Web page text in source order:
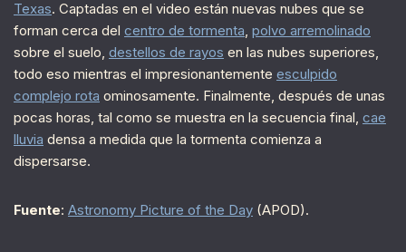
Texas. Captadas en el video están nuevas nubes que se
forman cerca del centro de tormenta, polvo arremolinado
sobre el suelo, destellos de rayos en las nubes superiores,
todo eso mientras el impresionantemente esculpido
complejo rota ominosamente. Finalmente, después de unas
pocas horas, tal como se muestra en la secuencia final, cae
lluvia densa a medida que la tormenta comienza a
dispersarse.
Fuente: Astronomy Picture of the Day (APOD).